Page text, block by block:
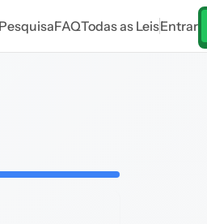
PesquisaFAQTodas as LeisEntrar